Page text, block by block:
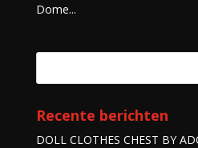
Dome...
Recente berichten
DOLL CLOTHES CHEST BY